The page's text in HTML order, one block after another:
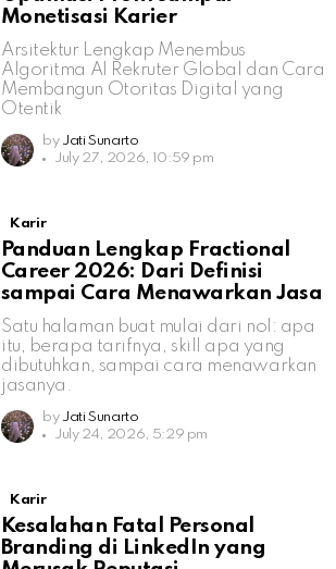
Monetisasi Karier
Arsitektur Lengkap Menembus
Algoritma AI Rekruter Global dan Cara
Membangun Otoritas Digital yang
Otentik
by Jati Sunarto
July 27, 2026, 10:59 pm
Karir
Panduan Lengkap Fractional
Career 2026: Dari Definisi
sampai Cara Menawarkan Jasa
Satu halaman buat mulai dari nol: apa
itu, berapa tarifnya, skill apa yang
dibutuhkan, sampai cara menawarkan
jasanya.
by Jati Sunarto
July 24, 2026, 5:29 pm
Karir
Kesalahan Fatal Personal
Branding di LinkedIn yang